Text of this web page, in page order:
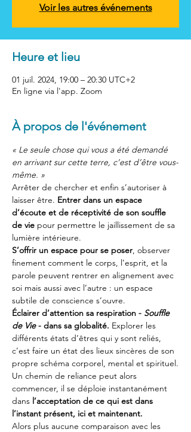
Voir les autres événements
Heure et lieu
01 juil. 2024, 19:00 – 20:30 UTC+2
En ligne via l'app. Zoom
À propos de l'événement
« Le seule chose qui vous a été demandé
en arrivant sur cette terre, c’est d’être vous-
même. »
Arrêter de chercher et enfin s’autoriser à
laisser être. Entrer dans un espace
d’écoute et de réceptivité de son souffle
de vie pour permettre le jaillissement de sa
lumière intérieure.
S’offrir un espace pour se poser, observer
finement comment le corps, l’esprit, et la
parole peuvent rentrer en alignement avec
soi mais aussi avec l’autre : un espace
subtile de conscience s’ouvre.
Éclairer d’attention sa respiration - Souffle
de Vie - dans sa globalité. Explorer les
différents états d’êtres qui y sont reliés,
c’est faire un état des lieux sincères de son
propre schéma corporel, mental et spirituel.
Un chemin de reliance peut alors
commencer, il se déploie instantanément
dans l’acceptation de ce qui est dans
l’instant présent, ici et maintenant.
Alors plus aucune comparaison avec les